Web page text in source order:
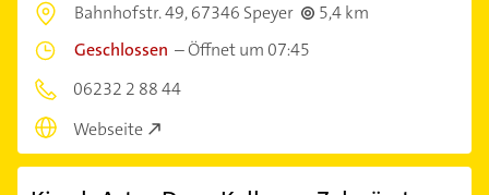
Bahnhofstr. 49,67346 Speyer
5,4 km
Geschlossen –Öffnet um 07:45
06232 2 88 44
Webseite